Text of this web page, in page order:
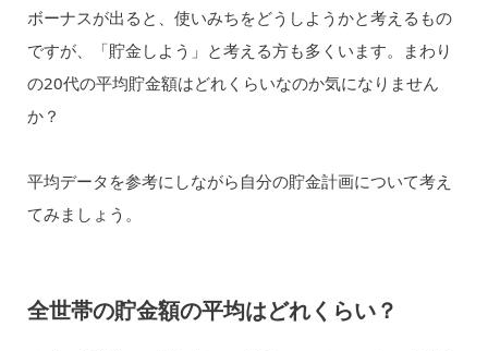
ボーナスが出ると、使いみちをどうしようかと考えるもの
ですが、「貯金しよう」と考える方も多くいます。まわり
の20代の平均貯金額はどれくらいなのか気になりません
か？
平均データを参考にしながら自分の貯金計画について考え
てみましょう。
全世帯の貯金額の平均はどれくらい？